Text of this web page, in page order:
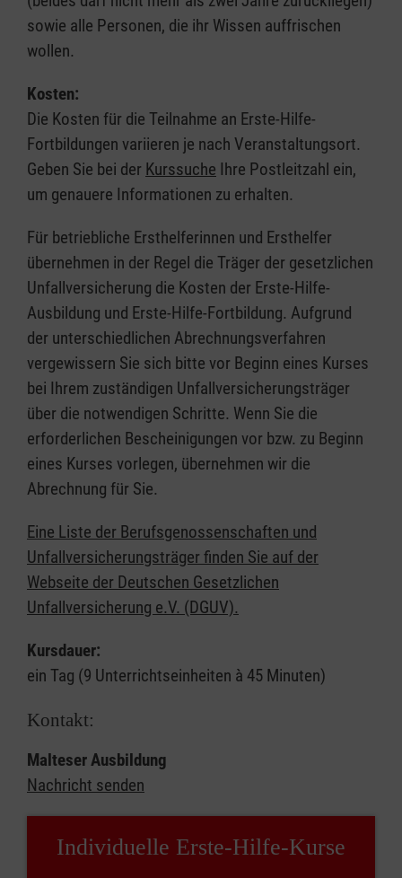
sowie alle Personen, die ihr Wissen auffrischen
wollen.
Kosten:
Die Kosten für die Teilnahme an Erste-Hilfe-
Fortbildungen variieren je nach Veranstaltungsort.
Geben Sie bei der Kurssuche Ihre Postleitzahl ein,
um genauere Informationen zu erhalten.
Für betriebliche Ersthelferinnen und Ersthelfer
übernehmen in der Regel die Träger der gesetzlichen
Unfallversicherung die Kosten der Erste-Hilfe-
Ausbildung und Erste-Hilfe-Fortbildung. Aufgrund
der unterschiedlichen Abrechnungsverfahren
vergewissern Sie sich bitte vor Beginn eines Kurses
bei Ihrem zuständigen Unfallversicherungsträger
über die notwendigen Schritte. Wenn Sie die
erforderlichen Bescheinigungen vor bzw. zu Beginn
eines Kurses vorlegen, übernehmen wir die
Abrechnung für Sie.
Eine Liste der Berufsgenossenschaften und
Unfallversicherungsträger finden Sie auf der
Webseite der Deutschen Gesetzlichen
Unfallversicherung e.V. (DGUV).
Kursdauer:
ein Tag (9 Unterrichtseinheiten à 45 Minuten)
Kontakt:
Malteser Ausbildung
Nachricht senden
Individuelle Erste-Hilfe-Kurse